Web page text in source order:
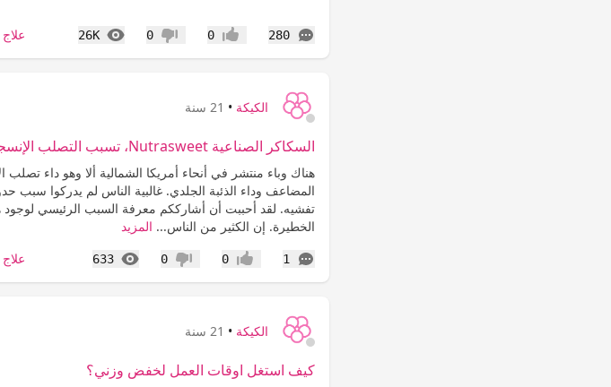
280
التعليقات إعجاب0 عدم إعجاب
0
26K
المشاهدات
الكيكة • 21 سنة
السكاكر الصناعية Nutrasweet، تسبب التصلب الإنسجه
هناك وباء منتشر في أنحاء أمريكا الشمالية ألا وهو داء تصلب
المضاعف وداء الذئبة الجلدي. غالبية الناس لم يدركوا سبب
تفشيه. لقد أحببت أن أشارككم معرفة السبب الرئيسي لوجود
الخطيرة. إن الكثير من الناس... المزيد
1
التعليقات إعجاب0 عدم إعجاب
0
633
المشاهدات
الكيكة • 21 سنة
كيف استغل اوقات العمل لخفض وزني؟